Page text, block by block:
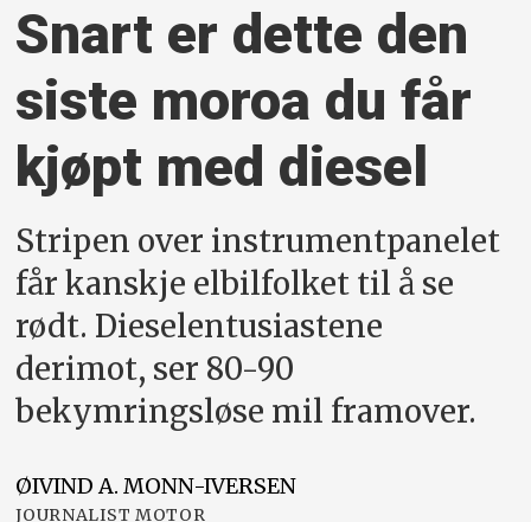
Snart er dette den
siste moroa du får
kjøpt med diesel
Stripen over instrumentpanelet
får kanskje elbilfolket til å se
rødt. Dieselentusiastene
derimot, ser 80-90
bekymringsløse mil framover.
ØIVIND A. MONN-IVERSEN
JOURNALIST MOTOR